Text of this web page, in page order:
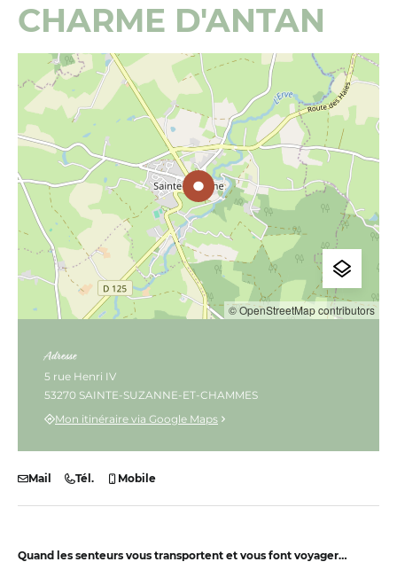
CHARME D'ANTAN
Quand les senteurs vous transportent et vous font voyager…
© OpenStreetMap contributors
Adresse
5 rue Henri IV
53270 SAINTE-SUZANNE-ET-CHAMMES
Mon itinéraire via Google Maps
Mail Tél. Mobile